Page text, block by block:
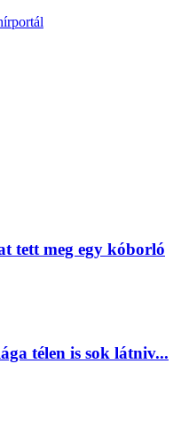
tett meg egy kóborló
télen is sok látniv...